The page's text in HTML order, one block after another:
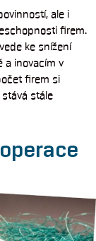
ale i
firem.
ke snížení
a inovacím v
firem si
stále